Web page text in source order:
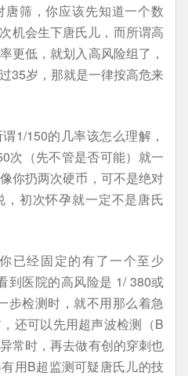
筛，你应该先知道一个数
机会生下唐氏儿，而所谓高
更低，就划入高风险组了，
35岁，那就是一律按高危来
1/150的几率该怎么理解，
次（先不管是否可能）就一
你扔两次硬币，可不是绝对
初次怀孕就一定不是唐氏
已经固定的有了一个至少
到医院的高风险是 1/ 380或
步检测时，就不用那么着急
还可以先用超声波检测（B
常时，再去做有创的穿刺也
用B超监测可疑唐氏儿的技